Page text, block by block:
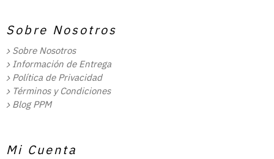
Sobre Nosotros
Sobre Nosotros
Información de Entrega
Política de Privacidad
Términos y Condiciones
Blog PPM
Mi Cuenta